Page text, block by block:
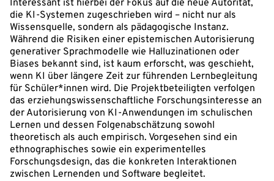
Interessant ist hierbei der Fokus auf die neue Autorität,
die KI-Systemen zugeschrieben wird – nicht nur als
Wissensquelle, sondern als pädagogische Instanz.
Während die Risiken einer epistemischen Autorisierung
generativer Sprachmodelle wie Halluzinationen oder
Biases bekannt sind, ist kaum erforscht, was geschieht,
wenn KI über längere Zeit zur führenden Lernbegleitung
für Schüler*innen wird. Die Projektbeteiligten verfolgen
das erziehungswissenschaftliche Forschungsinteresse an
der Autorisierung von KI-Anwendungen im schulischen
Lernen und dessen Folgenabschätzung sowohl
theoretisch als auch empirisch. Vorgesehen sind ein
ethnographisches sowie ein experimentelles
Forschungsdesign, das die konkreten Interaktionen
zwischen Lernenden und Software begleitet.